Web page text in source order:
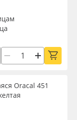
Oracal 451